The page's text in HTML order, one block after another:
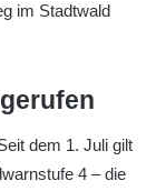
im Stadtwald
dem 1. Juli gilt
4 – die